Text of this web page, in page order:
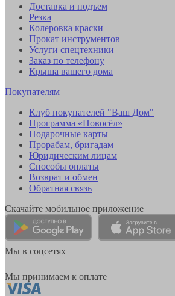
Доставка и подъем
Резка
Колеровка краски
Прокат инструментов
Услуги спецтехники
Заказ по телефону
Крыша вашего дома
Покупателям
Клуб покупателей "Ваш Дом"
Программа «Новосёл»
Подарочные карты
Прорабам, бригадам
Юридическим лицам
Способы оплаты
Возврат и обмен
Обратная связь
Скачайте мобильное приложение
Мы в соцсетях
Мы принимаем к оплате